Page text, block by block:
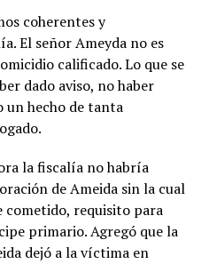
coherentes y
El señor Ameyda no es
calificado. Lo que se
dado aviso, no haber
un hecho de tanta
la fiscalía no habría
de Ameida sin la cual
cometido, requisito para
primario. Agregó que la
dejó a la víctima en